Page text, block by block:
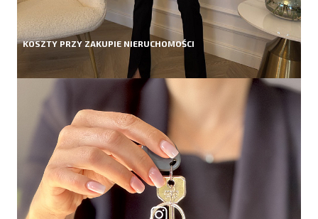
KOSZTY PRZY ZAKUPIE NIERUCHOMOŚCI